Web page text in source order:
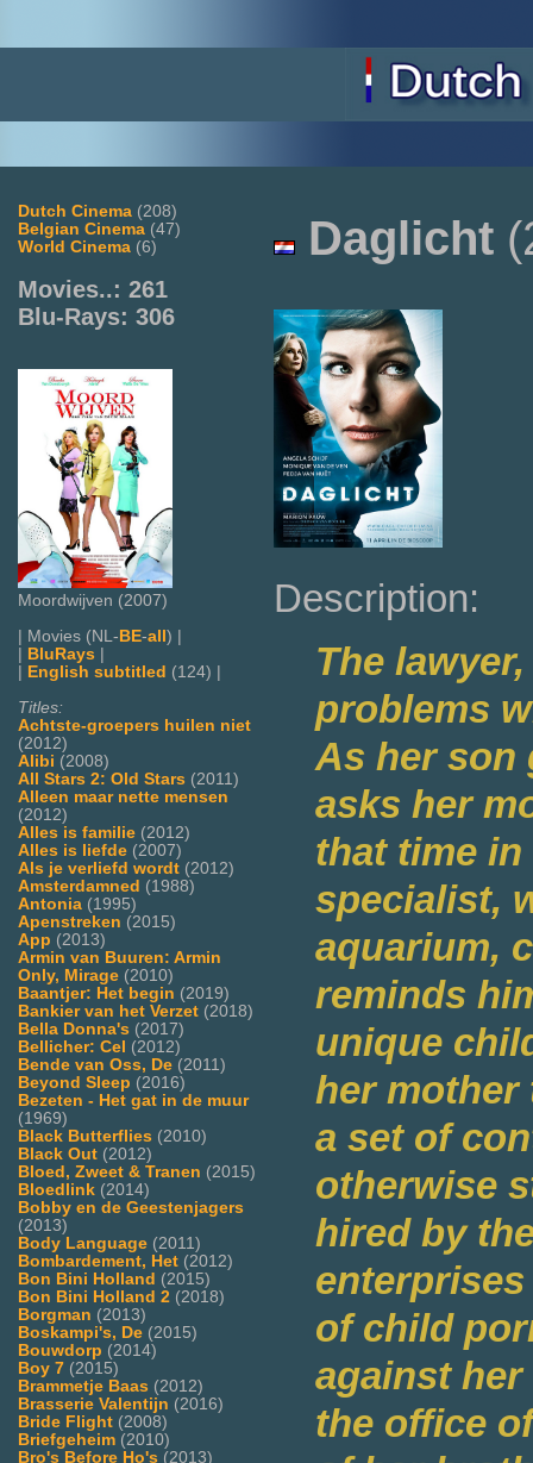
Dutch Cinema (208)
Belgian Cinema (47)
World Cinema (6)
Movies..: 261
Blu-Rays: 306
Moordwijven (2007)
| Movies (NL- BE-all ) |
BluRays
English subtitled (124) |
Titles:
Achtste-groepers huilen niet
(2012)
Alibi (2008)
All Stars 2: Old Stars (2011)
Alleen maar nette mensen
(2012)
Alles is familie (2012)
Alles is liefde (2007)
Als je verliefd wordt (2012)
Amsterdamned (1988)
Antonia (1995)
Apenstreken (2015)
App (2013)
Armin van Buuren: Armin
Only, Mirage (2010)
Baantjer: Het begin (2019)
Bankier van het Verzet (2018)
Bella Donna's (2017)
Bellicher: Cel (2012)
Bende van Oss, De (2011)
Beyond Sleep (2016)
Bezeten - Het gat in de muur
(1969)
Black Butterflies (2010)
Black Out (2012)
Bloed, Zweet & Tranen (2015)
Bloedlink (2014)
Bobby en de Geestenjagers
(2013)
Body Language (2011)
Bombardement, Het (2012)
Bon Bini Holland (2015)
Bon Bini Holland 2 (2018)
Borgman (2013)
Boskampi's, De (2015)
Bouwdorp (2014)
Boy 7 (2015)
Brammetje Baas (2012)
Brasserie Valentijn (2016)
Bride Flight (2008)
Briefgeheim (2010)
Bro's Before Ho's (2013)
Daglicht
Description:
The
problems
As her son
asks her
that time
specialist,
aquarium,
reminds
unique
her mother
a set of
otherwise
hired by
of child
against
the office